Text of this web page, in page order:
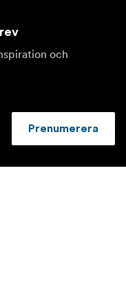
och
Prenumerera